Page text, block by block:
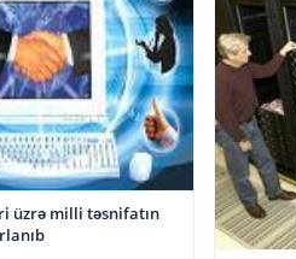
üzrə milli təsnifatın